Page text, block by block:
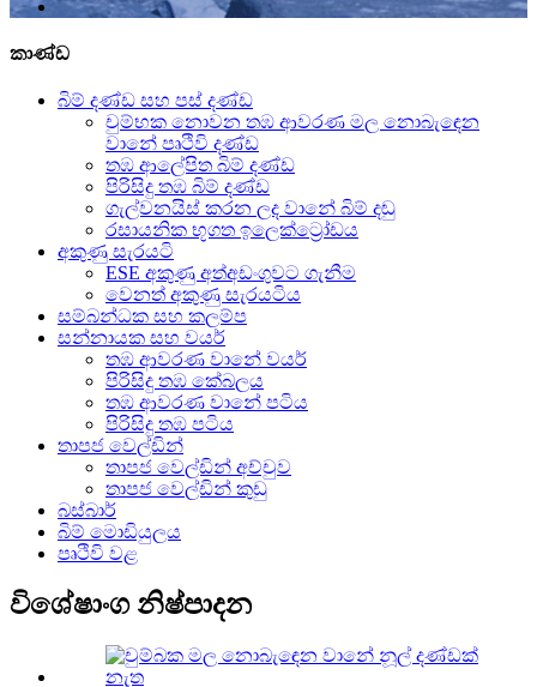
කාණ්ඩ
බිම් දණ්ඩ සහ පස් දණ්ඩ
චුම්භක නොවන තඹ ආවරණ මල නොබැඳෙන
වානේ පෘථිවි දණ්ඩ
තඹ ආලේපිත බිම් දණ්ඩ
පිරිසිදු තඹ බිම් දණ්ඩ
ගැල්වනයිස් කරන ලද වානේ බිම් දඬු
රසායනික භූගත ඉලෙක්ට්‍රෝඩය
අකුණු සැරයටි
ESE අකුණු අත්අඩංගුවට ගැනීම
වෙනත් අකුණු සැරයටිය
සම්බන්ධක සහ කලම්ප
සන්නායක සහ වයර්
තඹ ආවරණ වානේ වයර්
පිරිසිදු තඹ කේබලය
තඹ ආවරණ වානේ පටිය
පිරිසිදු තඹ පටිය
තාපජ වෙල්ඩින්
තාපජ වෙල්ඩින් අච්චුව
තාපජ වෙල්ඩින් කුඩු
බස්බාර්
බිම් මොඩියුලය
පෘථිවි වළ
විශේෂාංග නිෂ්පාදන